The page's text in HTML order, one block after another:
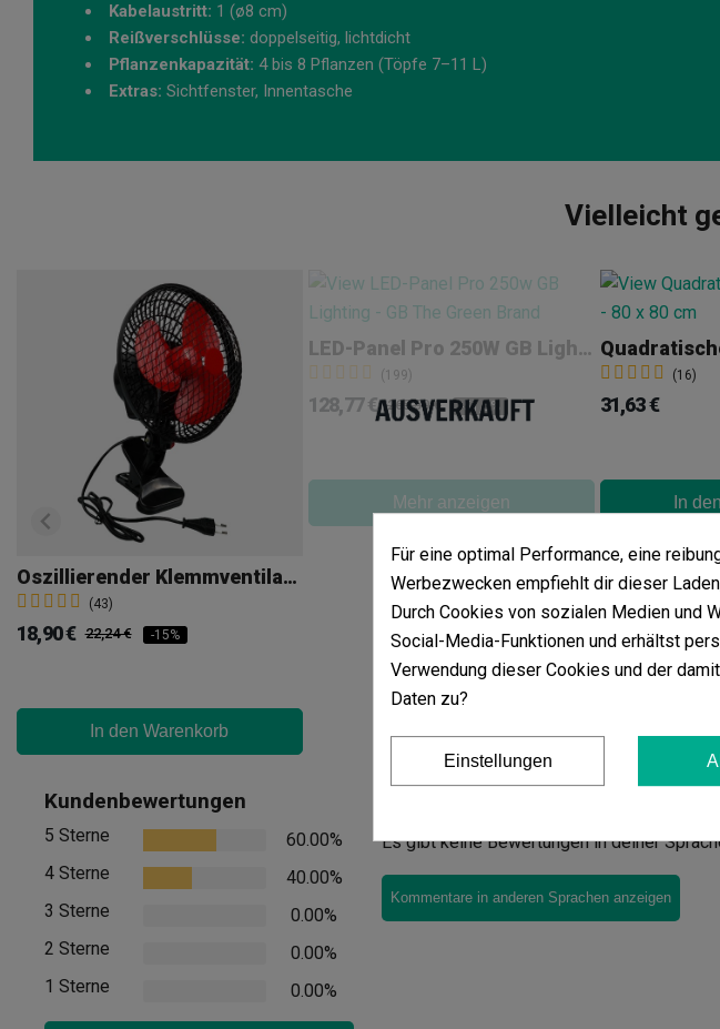
Kabelaustritt: 1 (ø8 cm)
Reißverschlüsse: doppelseitig, lichtdicht
Pflanzenkapazität: 4 bis 8 Pflanzen (Töpfe 7–11 L)
Extras: Sichtfenster, Innentasche
Vielleicht
Oszillierender Klemmventilator
(43)
18,90 € 22,24 € -15%
In den Warenkorb
LED-Panel Pro 250W GB Lighting
(199)
128,77 € 265,50 € -51,5%
Mehr anzeigen
(16)
31,63 €
In
Kundenbewertungen
5 Sterne
60.00%
4 Sterne
40.00%
3 Sterne
0.00%
2 Sterne
0.00%
1 Sterne
0.00%
Meinungen vonGrowbox
Es gibt keine Bewertungen in deiner
Kommentare in anderen Sprachen anzeigen
Für eine optimal Performance, eine
Werbezwecken empfiehlt dir dieser
Durch Cookies von sozialen Medien und
Social-Media-Funktionen und erhältst
Verwendung dieser Cookies und der
Daten zu?
Einstellungen